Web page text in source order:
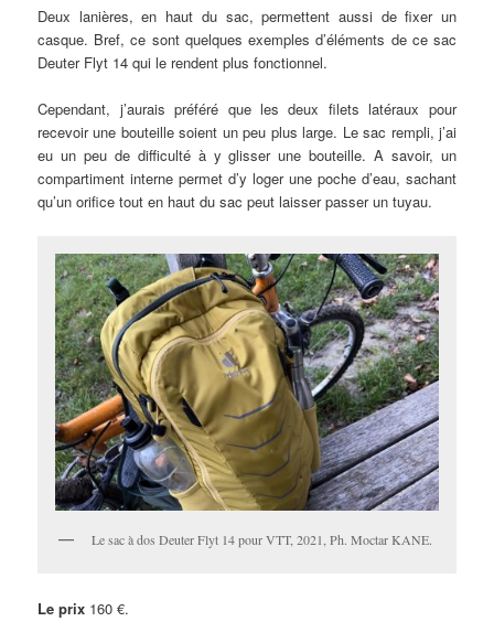
Deux lanières, en haut du sac, permettent aussi de fixer un
casque. Bref, ce sont quelques exemples d’éléments de ce sac
Deuter Flyt 14 qui le rendent plus fonctionnel.
Cependant, j’aurais préféré que les deux filets latéraux pour
recevoir une bouteille soient un peu plus large. Le sac rempli, j’ai
eu un peu de difficulté à y glisser une bouteille. A savoir, un
compartiment interne permet d’y loger une poche d’eau, sachant
qu’un orifice tout en haut du sac peut laisser passer un tuyau.
Le sac à dos Deuter Flyt 14 pour VTT, 2021, Ph. Moctar KANE.
Le prix 160 €.